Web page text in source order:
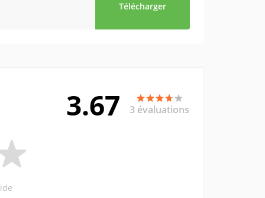
Télécharger
3.67 3 évaluations